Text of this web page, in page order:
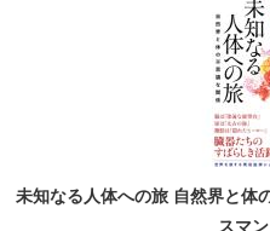
未知なる人体への旅 自然界と体
スマン